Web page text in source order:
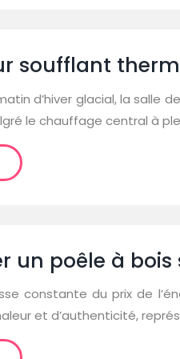
soufflant
d’hiver glacial, la salle
le chauffage central à
un poêle à
constante du prix de
et d’authenticité,